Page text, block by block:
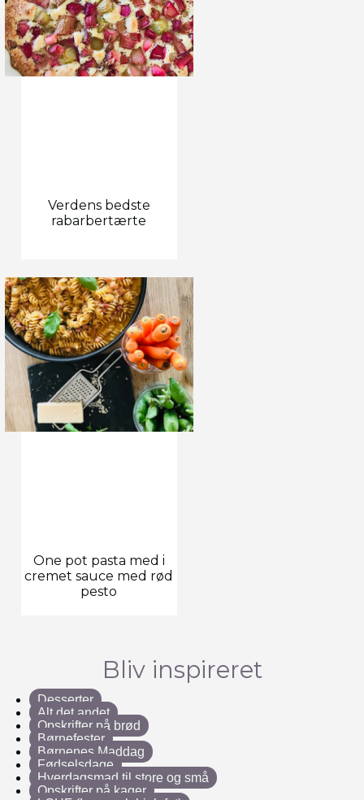
Verdens bedste
rabarbertærte
One pot pasta med i
cremet sauce med rød
pesto
Bliv inspireret
Desserter
Alt det andet
Opskrifter på brød
Børnefester
Børnenes Maddag
Fødselsdage
Hverdagsmad til store og små
Opskrifter på kager